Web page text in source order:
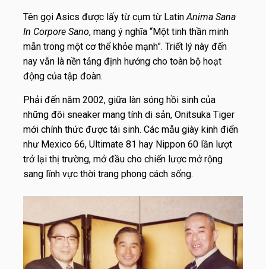
Tên gọi Asics được lấy từ cụm từ LatinAnima Sana
In Corpore Sano, mang ý nghĩa “Một tinh thần minh
mẫn trong một cơ thể khỏe mạnh”. Triết lý này đến
nay vẫn là nền tảng định hướng cho toàn bộ hoạt
động của tập đoàn.
Phải đến năm 2002, giữa làn sóng hồi sinh của
những đôi sneaker mang tính di sản, Onitsuka Tiger
mới chính thức được tái sinh. Các mẫu giày kinh điển
như Mexico 66, Ultimate 81 hay Nippon 60 lần lượt
trở lại thị trường, mở đầu cho chiến lược mở rộng
sang lĩnh vực thời trang phong cách sống.